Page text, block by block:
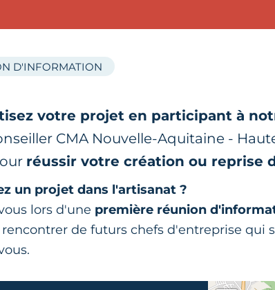
D'INFORMATION
votre projet en participant à
CMA Nouvelle-Aquitaine -
réussir votre création ou reprise
un projet dans l'artisanat ?
lors d'une première réunion
de futurs chefs d'entreprise qui